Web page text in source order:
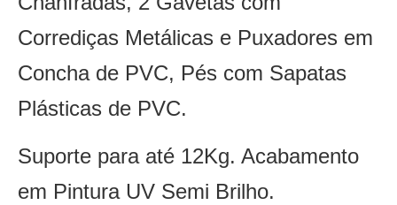
Corrediças Metálicas e Puxadores em
Concha de PVC, Pés com Sapatas
Plásticas de PVC.
Suporte para até 12Kg. Acabamento
em Pintura UV Semi Brilho.